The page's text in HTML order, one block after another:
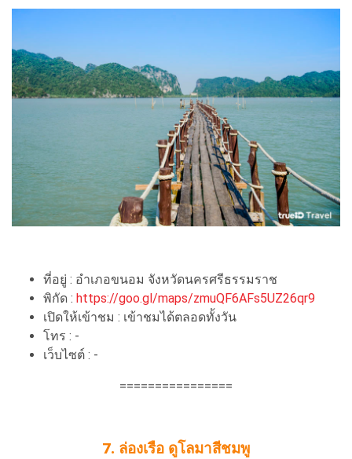
ที่อยู่ : อำเภอขนอม จังหวัดนครศรีธรรมราช
พิกัด : https://goo.gl/maps/zmuQF6AFs5UZ26qr9
เปิดให้เข้าชม : เข้าชมได้ตลอดทั้งวัน
โทร : -
เว็บไซต์ : -
================
7. ล่องเรือ ดูโลมาสีชมพู